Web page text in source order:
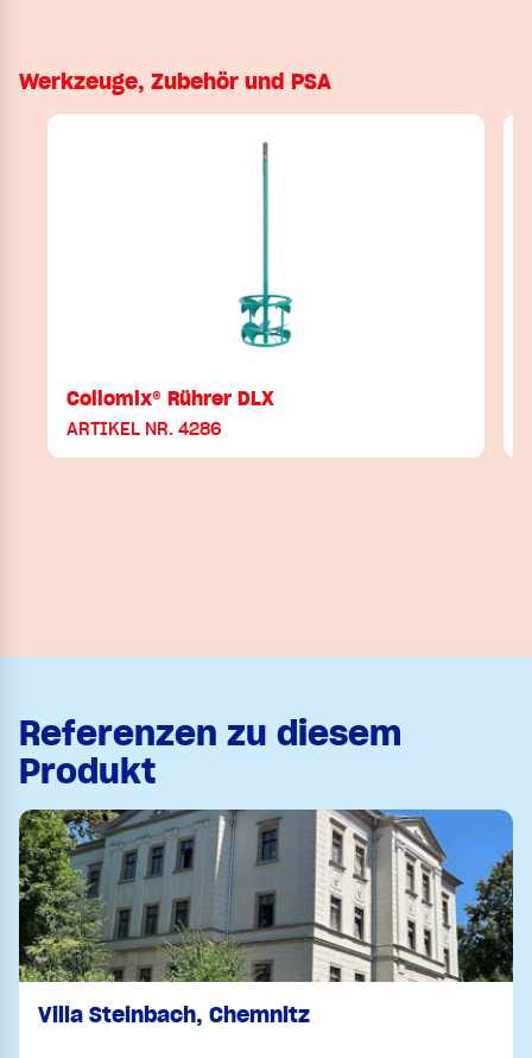
Werkzeuge, Zubehör und PSA
Collomix® Rührer DLX
ARTIKEL NR. 4286
Referenzen zu diesem
Produkt
Villa Steinbach, Chemnitz